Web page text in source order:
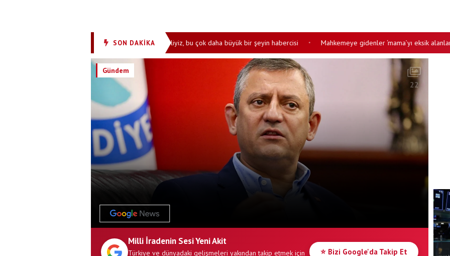
SON DAKİKA
Türkiye gelişmesiyle çalkalanıyor: Endişelenmeliyiz, bu çok daha büyük bir şeyin habercisi • Mahkemeye gidenler ‘mama’yı eksik alanlar:
Gündem
22
Milli İradenin Sesi Yeni Akit
Türkiye ve dünyadaki gelişmeleri yakından takip etmek için
⭐ Bizi Google'da Takip Et